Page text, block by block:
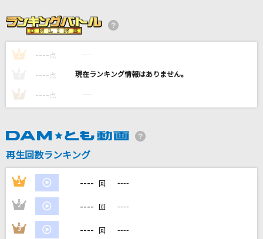
菅田将暉
DAMに会員登録・ログインして
自宅でカラオケ歌い放題！
1 ---- 点 ----
---- 点 ----
3 ---- 点 ----
再生回数ランキング
1 ---- 回 ----
2 ---- 回 ----
3 ---- 回 ----